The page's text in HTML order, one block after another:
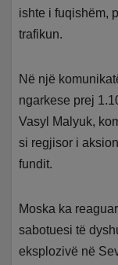
ishte i fuqishëm,
trafikun.
Në një
ngarkese prej
Vasyl Malyuk,
si regjisor i
fundit.
Moska ka
sabotuesi të
eksplozivë në